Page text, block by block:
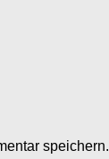
speichern.